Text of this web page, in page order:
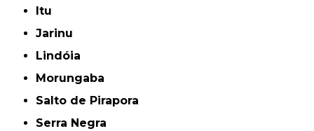
Itu
Jarinu
Lindóia
Morungaba
Salto de Pirapora
Serra Negra